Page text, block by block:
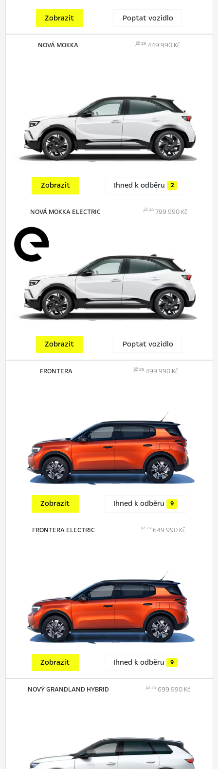
Zobrazit Poptat vozidlo
NOVÁ MOKKA již za449 990 Kč
Zobrazit Ihned k odběru 2
NOVÁ MOKKA ELECTRIC již za799 990 Kč
Zobrazit Poptat vozidlo
FRONTERA již za499 990 Kč
Zobrazit Ihned k odběru 9
FRONTERA ELECTRIC již za 649 990 Kč
Zobrazit Ihned k odběru 9
NOVÝ GRANDLAND HYBRID již za699 990 Kč